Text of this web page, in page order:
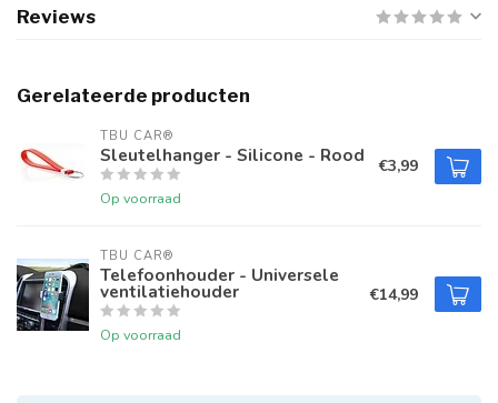
Reviews
Gerelateerde producten
TBU CAR®
Sleutelhanger - Silicone - Rood
Op voorraad
€3,99
TBU CAR®
Telefoonhouder - Universele
ventilatiehouder
Op voorraad
€14,99